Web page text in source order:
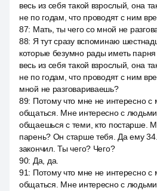
весь из себя такой взрослый, она
не по годам, что проводят с ним
87: Мать, ты чего со мной не
88: Я тут сразу вспоминаю
которые безумно рады иметь парня
весь из себя такой взрослый, она
не по годам, что проводят с ним
мной не разговариваешь?
89: Потому что мне не интересно с
общаться. Мне интересно с
общаешься с теми, кто постарше.
парень? Он старше тебя. Да ему
закончил. Ты чего? Чего?
90: Да, да.
91: Потому что мне не интересно с
общаться. Мне интересно с